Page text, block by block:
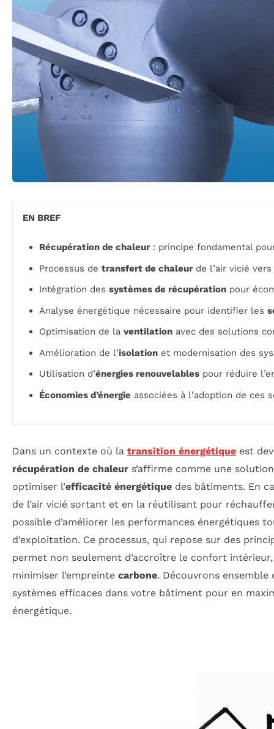
EN BREF
Récupération de chaleur: principe fondamental
Processus de transfert de chaleurde l’air vicié vers
Intégration des systèmes de récupération pour
Analyse énergétique nécessaire pour identifier les
Optimisation de la ventilation avec des solutions
Amélioration de l’isolation et modernisation des
Utilisation d’énergies renouvelables pour réduire
Économies d’énergie associées à l’adoption de ces
Dans un contexte où la transition énergétique est
récupération de chaleur s’affirme comme une
optimiser l’efficacité énergétique des bâtiments. En
de l’air vicié sortant et en la réutilisant pour
possible d’améliorer les performances énergétiques
d’exploitation. Ce processus, qui repose sur des
permet non seulement d’accroître le confort
minimiser l’empreinte carbone. Découvrons
systèmes efficaces dans votre bâtiment pour en
énergétique.